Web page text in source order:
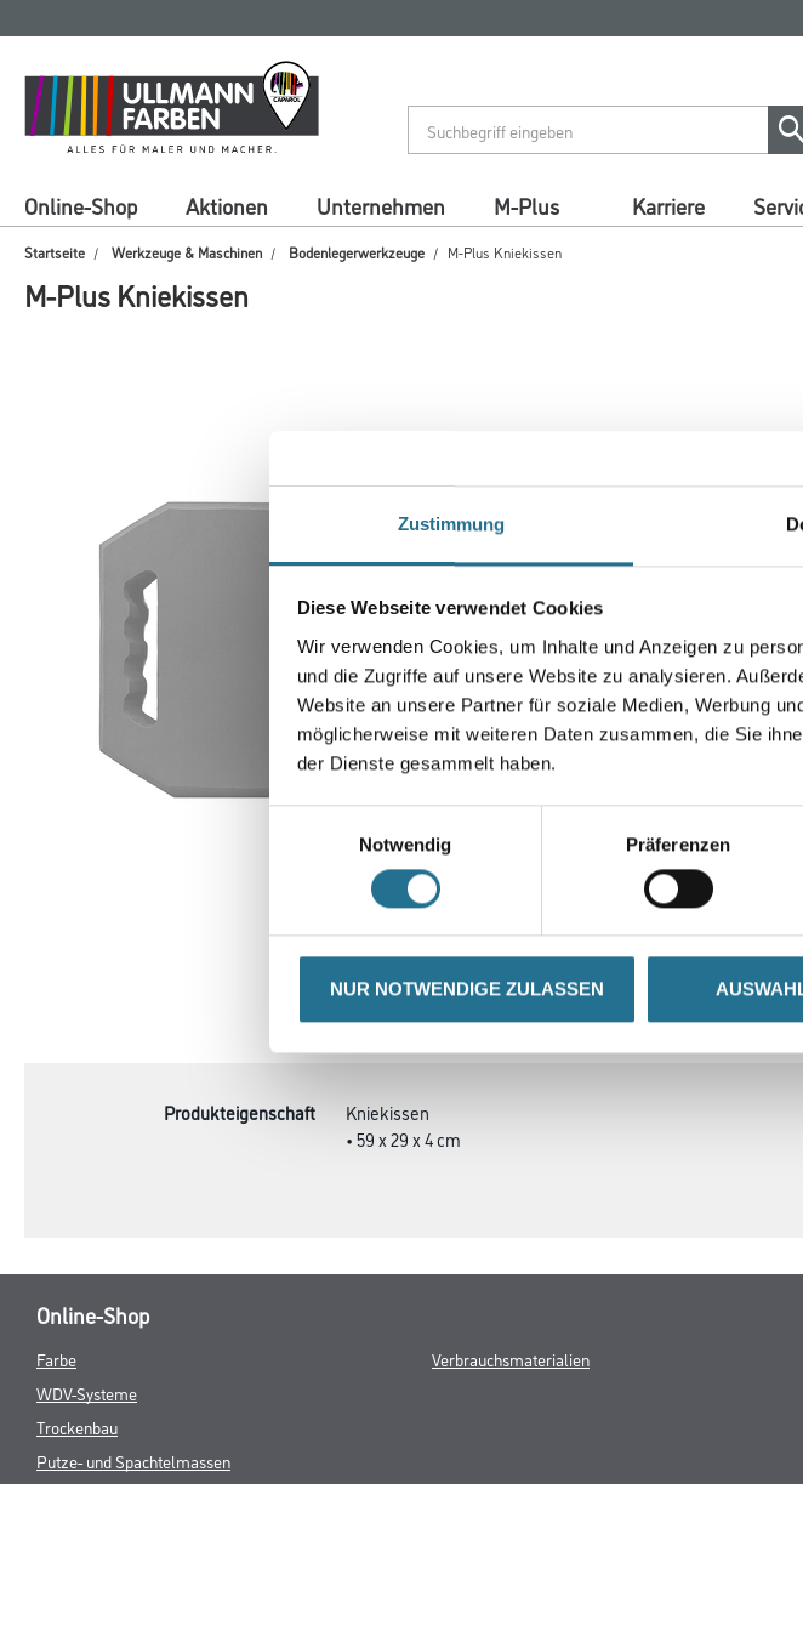
Zustimmung
Diese Webseite verwendet Cookies
Wir verwenden Cookies, um Inhalte und Anzeigen zu
und die Zugriffe auf unsere Website zu analysieren.
Website an unsere Partner für soziale Medien, Werbung
möglicherweise mit weiteren Daten zusammen, die Sie
der Dienste gesammelt haben.
Notwendig
Präferenzen
NUR NOTWENDIGE ZULASSEN
springen
springen
Online-Shop Aktionen Unternehmen M-Plus Karriere
Startseite Werkzeuge & Maschinen Bodenlegerwerkzeuge M-Plus Kniekissen
M-Plus Kniekissen
CURRENT
TAB:
PRODUKTEIGENSCHAFTEN ZUSATZINFOS
Produkteigenschaft
Kniekissen
• 59 x 29 x 4 cm
Online-Shop
Farbe
WDV-Systeme
Trockenbau
Putze- und Spachtelmassen
Verbrauchsmaterialien